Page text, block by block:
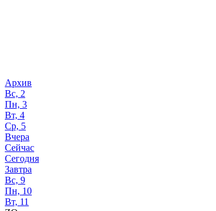
Архив
Вс, 2
Пн, 3
Вт, 4
Ср, 5
Вчера
Сейчас
Сегодня
Завтра
Вс, 9
Пн, 10
Вт, 11